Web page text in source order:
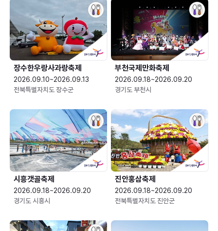
장수한우랑사과랑축제
2026.09.10~2026.09.13
전북특별자치도 장수군
부천국제만화축제
2026.09.18~2026.09.20
경기도 부천시
시흥갯골축제
2026.09.18~2026.09.20
경기도 시흥시
진안홍삼축제
2026.09.18~2026.09.20
전북특별자치도 진안군